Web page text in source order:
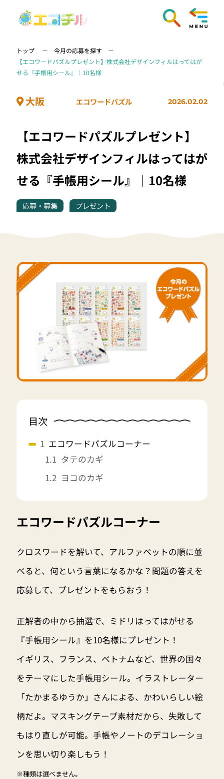
トップ
今月の応募を探す
【エコワードパズルプレゼント】株式会社デザインフィルはってはが
せる『手帳用シール』｜10名様
大阪 エコワードパズル 2026.02.02
【エコワードパズルプレゼント】
株式会社デザインフィルはってはが
せる『手帳用シール』｜10名様
応募・募集 プレゼント
目次
エコワードパズルコーナー
タテのカギ
ヨコのカギ
エコワードパズルコーナー
クロスワードを解いて、アルファベットの順に並
べると、何という言葉になるかな？問題の答えを
応募して、プレゼントをもらおう！
正解者の中から抽選で、ミドリはってはがせる
『手帳用シール』を10名様にプレゼント！
イギリス、フランス、ベトナムなど、世界の国々
をテーマにした手帳用シール。イラストレーター
「たかまるゆうか」さんによる、かわいらしい絵
柄だよ。マスキングテープ素材だから、失敗して
もはり直しが可能。手帳やノートのデコレーショ
ンを思い切り楽しもう！
※種類は選べません。